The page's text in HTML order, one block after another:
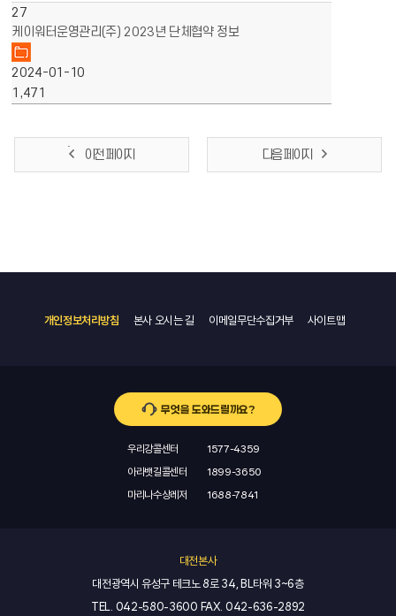
27
케이워터운영관리(주) 2023년 단체협약 정보
2024-01-10
1,471
이전 페이지 다음 페이지
개인정보처리방침 본사 오시는 길 이메일무단수집거부 사이트맵
무엇을 도와드릴까요?
우리강콜센터
1577-4359
아라뱃길콜센터
1899-3650
마리나수상레저
1688-7841
대전본사
대전광역시 유성구 테크노 8로 34, BL타워 3~6층
TEL. 042-580-3600 FAX. 042-636-2892